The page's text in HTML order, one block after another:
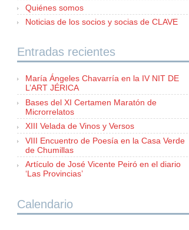
Quiénes somos
Noticias de los socios y socias de CLAVE
Entradas recientes
María Ángeles Chavarría en la IV NIT DE
L’ART JÉRICA
Bases del XI Certamen Maratón de
Microrrelatos
XIII Velada de Vinos y Versos
VIII Encuentro de Poesía en la Casa Verde
de Chumillas
Artículo de José Vicente Peiró en el diario
‘Las Provincias’
Calendario